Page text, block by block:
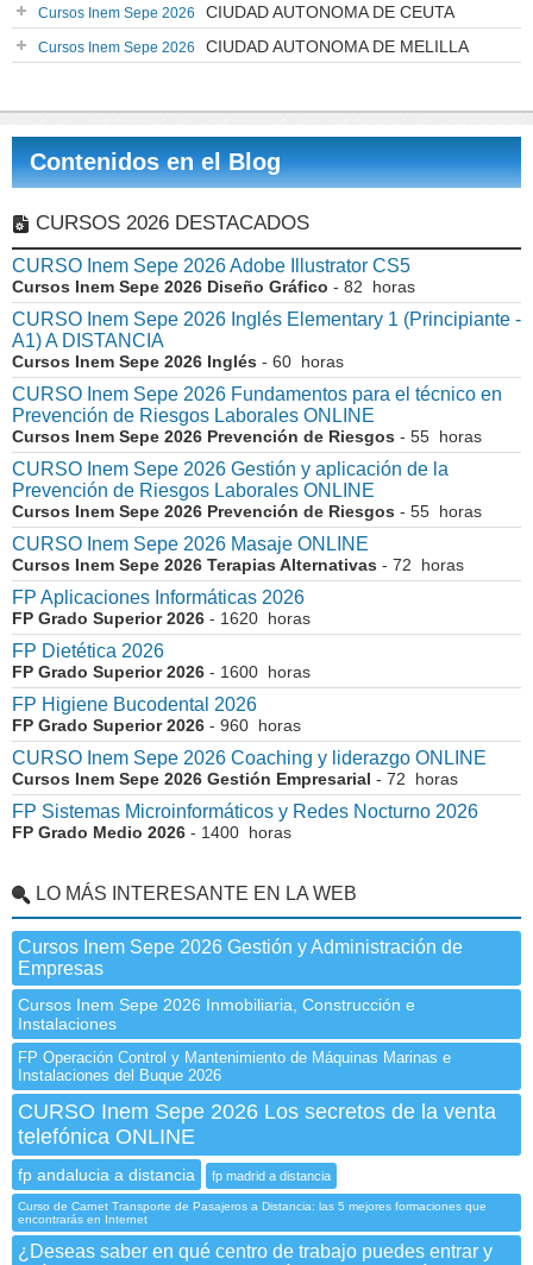
Cursos Inem Sepe 2026 CIUDAD AUTONOMA DE CEUTA
Cursos Inem Sepe 2026 CIUDAD AUTONOMA DE MELILLA
Contenidos en el Blog
CURSOS 2026 DESTACADOS
CURSO Inem Sepe 2026 Adobe Illustrator CS5
Cursos Inem Sepe 2026 Diseño Gráfico - 82 horas
CURSO Inem Sepe 2026 Inglés Elementary 1 (Principiante -
A1) A DISTANCIA
Cursos Inem Sepe 2026 Inglés - 60 horas
CURSO Inem Sepe 2026 Fundamentos para el técnico en
Prevención de Riesgos Laborales ONLINE
Cursos Inem Sepe 2026 Prevención de Riesgos - 55 horas
CURSO Inem Sepe 2026 Gestión y aplicación de la
Prevención de Riesgos Laborales ONLINE
Cursos Inem Sepe 2026 Prevención de Riesgos - 55 horas
CURSO Inem Sepe 2026 Masaje ONLINE
Cursos Inem Sepe 2026 Terapias Alternativas - 72 horas
FP Aplicaciones Informáticas 2026
FP Grado Superior 2026 - 1620 horas
FP Dietética 2026
FP Grado Superior 2026 - 1600 horas
FP Higiene Bucodental 2026
FP Grado Superior 2026 - 960 horas
CURSO Inem Sepe 2026 Coaching y liderazgo ONLINE
Cursos Inem Sepe 2026 Gestión Empresarial - 72 horas
FP Sistemas Microinformáticos y Redes Nocturno 2026
FP Grado Medio 2026 - 1400 horas
LO MÁS INTERESANTE EN LA WEB
Cursos Inem Sepe 2026 Gestión y Administración de
Empresas
Cursos Inem Sepe 2026 Inmobiliaria, Construcción e
Instalaciones
FP Operación Control y Mantenimiento de Máquinas Marinas e
Instalaciones del Buque 2026
CURSO Inem Sepe 2026 Los secretos de la venta
telefónica ONLINE
fp andalucia a distancia fp madrid a distancia
Curso de Carnet Transporte de Pasajeros a Distancia: las 5 mejores formaciones que
encontrarás en Internet
¿Deseas saber en qué centro de trabajo puedes entrar y